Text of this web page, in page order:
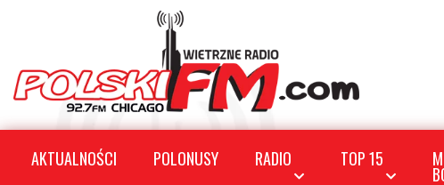
AKTUALNOŚCI POLONUSY RADIO TOP 15